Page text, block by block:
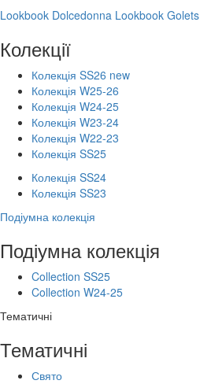
Lookbook Dolcedonna Lookbook Golets
Колекції
Колекція SS26 new
Колекція W25-26
Колекція W24-25
Колекція W23-24
Колекція W22-23
Колекція SS25
Колекція SS24
Колекція SS23
Подіумна колекція
Подіумна колекція
Collection SS25
Collection W24-25
Тематичні
Тематичні
Свято